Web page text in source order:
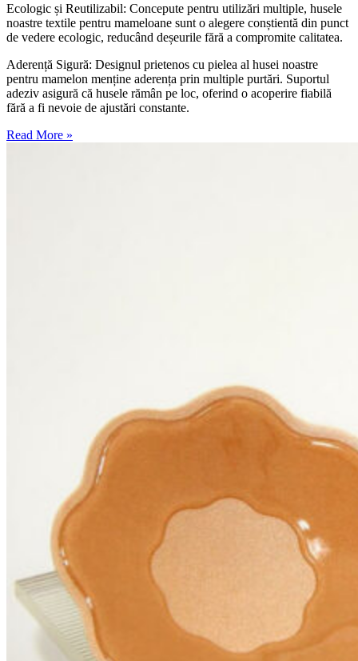
Ecologic și Reutilizabil: Concepute pentru utilizări multiple, husele
noastre textile pentru mameloane sunt o alegere conștientă din punct
de vedere ecologic, reducând deșeurile fără a compromite calitatea.
Aderență Sigură: Designul prietenos cu pielea al husei noastre
pentru mamelon menține aderența prin multiple purtări. Suportul
adeziv asigură că husele rămân pe loc, oferind o acoperire fiabilă
fără a fi nevoie de ajustări constante.
Read More »